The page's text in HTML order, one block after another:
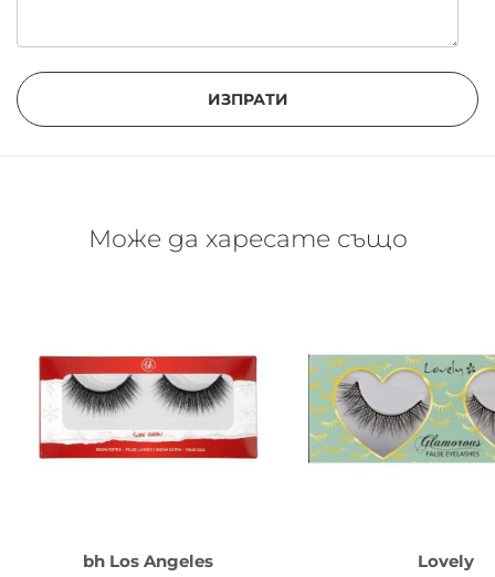
ИЗПРАТИ
Може да харесате също
bh Los Angeles Lovely